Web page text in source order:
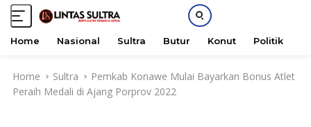
Home Nasional Sultra Butur Konut Politik
Home Sultra
Pemkab Konawe Mulai Bayarkan Bonus Atlet
Peraih Medali di Ajang Porprov 2022